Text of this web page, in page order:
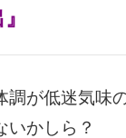
』
いかしら？